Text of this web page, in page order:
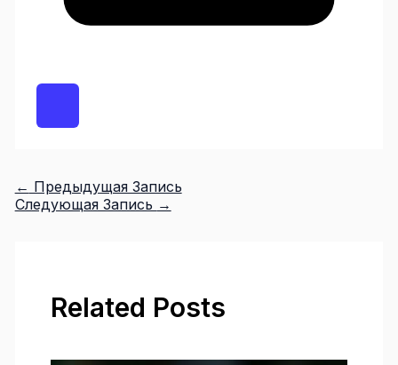
← Предыдущая Запись
Следующая Запись →
Related Posts